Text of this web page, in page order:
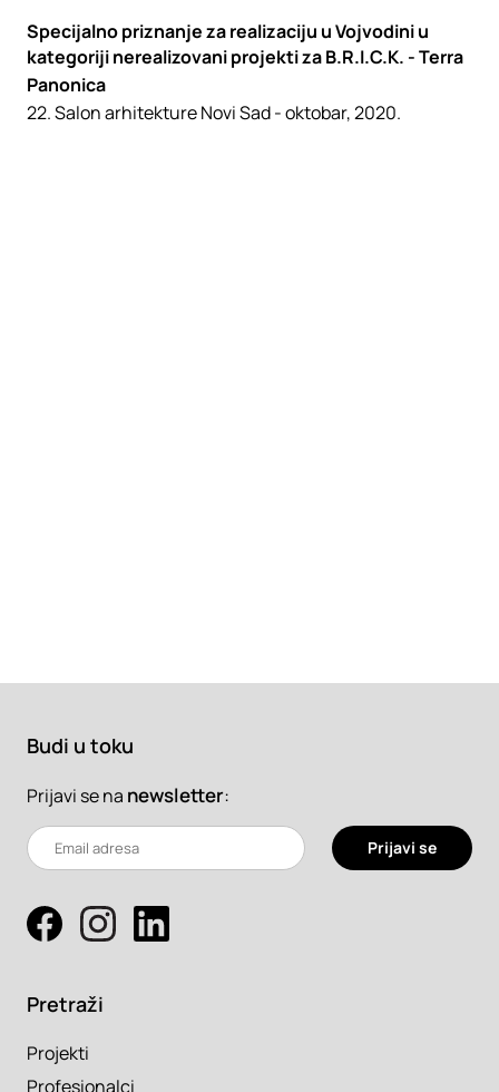
Specijalno priznanje za realizaciju u Vojvodini u
kategoriji nerealizovani projekti za B.R.I.C.K. - Terra
Panonica
22. Salon arhitekture Novi Sad - oktobar, 2020.
Budi u toku
Prijavi se na newsletter:
Prijavi se
Pretraži
Projekti
Profesionalci